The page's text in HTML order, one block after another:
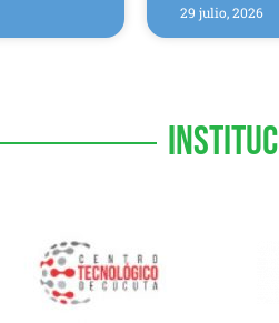
29 julio, 2026